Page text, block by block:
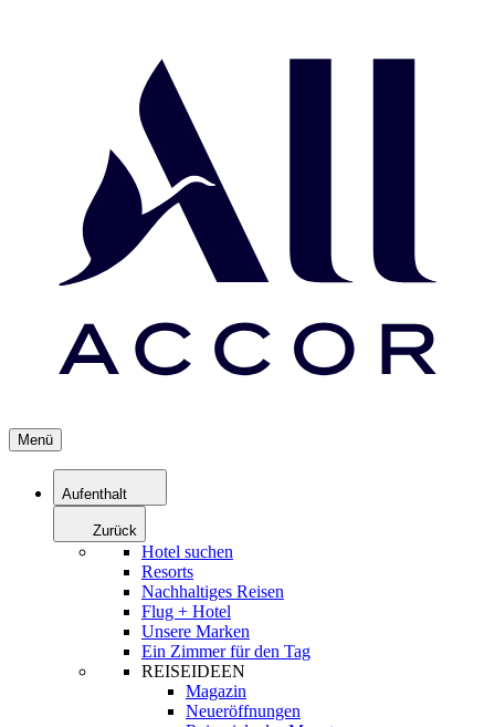
Menü
Aufenthalt
Zurück
Hotel suchen
Resorts
Nachhaltiges Reisen
Flug + Hotel
Unsere Marken
Ein Zimmer für den Tag
REISEIDEEN
Magazin
Neueröffnungen